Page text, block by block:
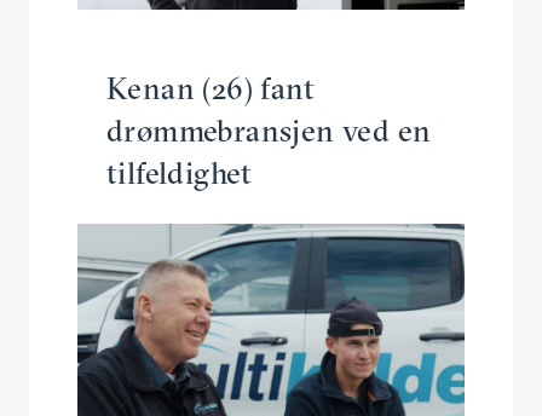
Kenan (26) fant
drømme­bransjen ved en
tilfeldighet